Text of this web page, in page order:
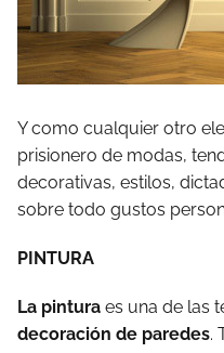
Y como cualquier otro
prisionero de modas,
decorativas, estilos,
sobre todo gustos
PINTURA
La pintura es una de las
decoración de paredes.